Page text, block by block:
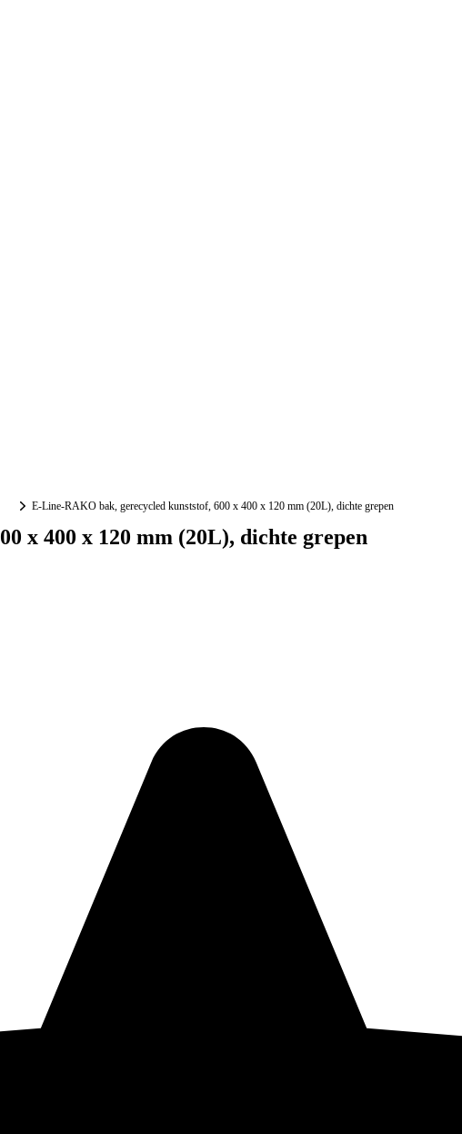
E-Line-RAKO bak, gerecycled kunststof, 600 x 400 x 120 mm (20L), dichte grepen
x 400 x 120 mm (20L), dichte grepen